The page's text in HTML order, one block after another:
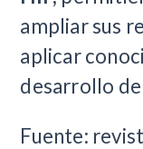
ampliar sus
aplicar
desarrollo
Fuente: